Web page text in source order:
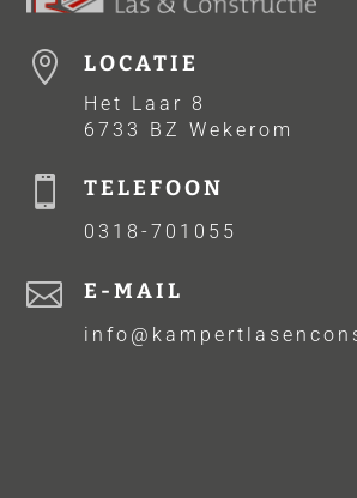
 LOCATIE
Het Laar 8
6733 BZ Wekerom
 TELEFOON
0318-701055
 E-MAIL